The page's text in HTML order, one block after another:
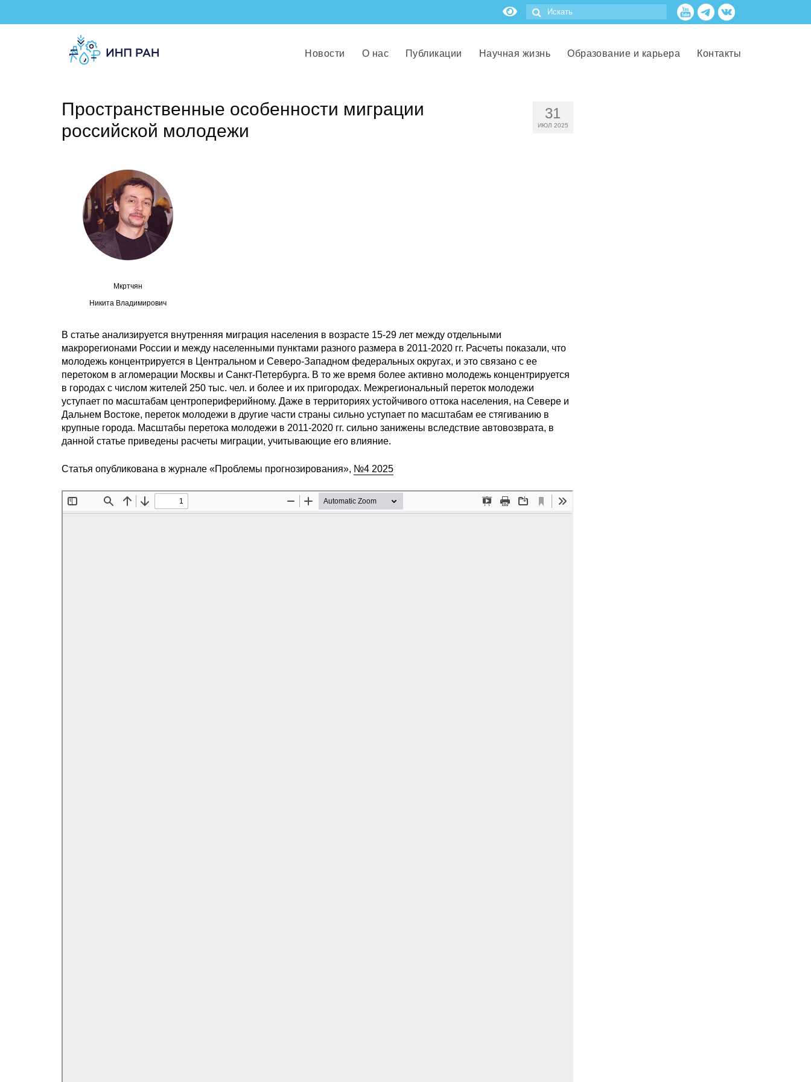
Новости О нас Публикации Научная жизнь Образование и карьера Контакты
31
ИЮЛ 2025
Пространственные особенности миграции
российской молодежи
Мкртчян
Никита Владимирович
В статье анализируется внутренняя миграция населения в возрасте 15-29 лет между отдельными
макрорегионами России и между населенными пунктами разного размера в 2011-2020 гг. Расчеты показали, что
молодежь концентрируется в Центральном и Северо-Западном федеральных округах, и это связано с ее
перетоком в агломерации Москвы и Санкт-Петербурга. В то же время более активно молодежь концентрируется
в городах с числом жителей 250 тыс. чел. и более и их пригородах. Межрегиональный переток молодежи
уступает по масштабам центропериферийному. Даже в территориях устойчивого оттока населения, на Севере и
Дальнем Востоке, переток молодежи в другие части страны сильно уступает по масштабам ее стягиванию в
крупные города. Масштабы перетока молодежи в 2011-2020 гг. сильно занижены вследствие автовозврата, в
данной статье приведены расчеты миграции, учитывающие его влияние.
Статья опубликована в журнале «Проблемы прогнозирования», №4 2025